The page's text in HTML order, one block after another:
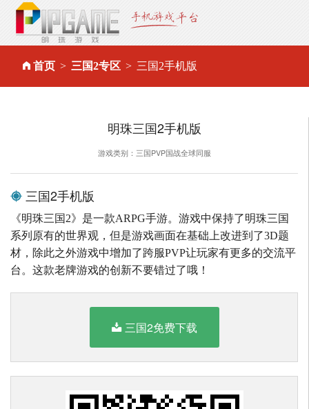
首页 三国2专区 三国2手机版
明珠三国2手机版
游戏类别：三国PVP国战全球同服
三国2手机版
《明珠三国2》是一款ARPG手游。游戏中保持了明珠三国
系列原有的世界观，但是游戏画面在基础上改进到了3D题
材，除此之外游戏中增加了跨服PVP让玩家有更多的交流平
台。这款老牌游戏的创新不要错过了哦！
三国2免费下载